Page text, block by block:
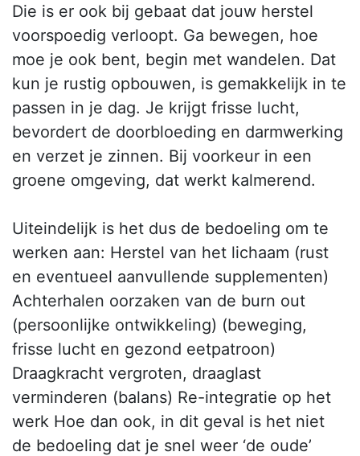
Die is er ook bij gebaat dat jouw herstel
voorspoedig verloopt. Ga bewegen, hoe
moe je ook bent, begin met wandelen. Dat
kun je rustig opbouwen, is gemakkelijk in te
passen in je dag. Je krijgt frisse lucht,
bevordert de doorbloeding en darmwerking
en verzet je zinnen. Bij voorkeur in een
groene omgeving, dat werkt kalmerend.
Uiteindelijk is het dus de bedoeling om te
werken aan: Herstel van het lichaam (rust
en eventueel aanvullende supplementen)
Achterhalen oorzaken van de burn out
(persoonlijke ontwikkeling) (beweging,
frisse lucht en gezond eetpatroon)
Draagkracht vergroten, draaglast
verminderen (balans) Re-integratie op het
werk Hoe dan ook, in dit geval is het niet
de bedoeling dat je snel weer ‘de oude’